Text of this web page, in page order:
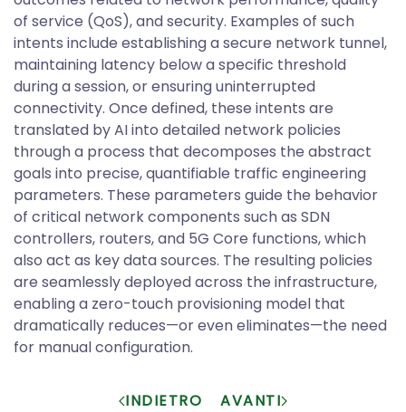
of service (QoS), and security. Examples of such
intents include establishing a secure network tunnel,
maintaining latency below a specific threshold
during a session, or ensuring uninterrupted
connectivity. Once defined, these intents are
translated by AI into detailed network policies
through a process that decomposes the abstract
goals into precise, quantifiable traffic engineering
parameters. These parameters guide the behavior
of critical network components such as SDN
controllers, routers, and 5G Core functions, which
also act as key data sources. The resulting policies
are seamlessly deployed across the infrastructure,
enabling a zero-touch provisioning model that
dramatically reduces—or even eliminates—the need
for manual configuration.
INDIETRO AVANTI